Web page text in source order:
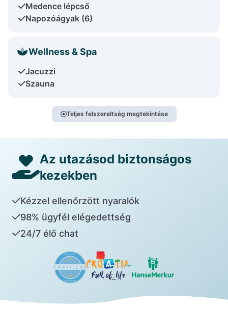
Medence lépcső
Napozóágyak (6)
Wellness & Spa
Jacuzzi
Szauna
Teljes felszereltség megtekintése
Az utazásod biztonságos
kezekben
Kézzel ellenőrzött nyaralók
98% ügyfél elégedettség
24/7 élő chat